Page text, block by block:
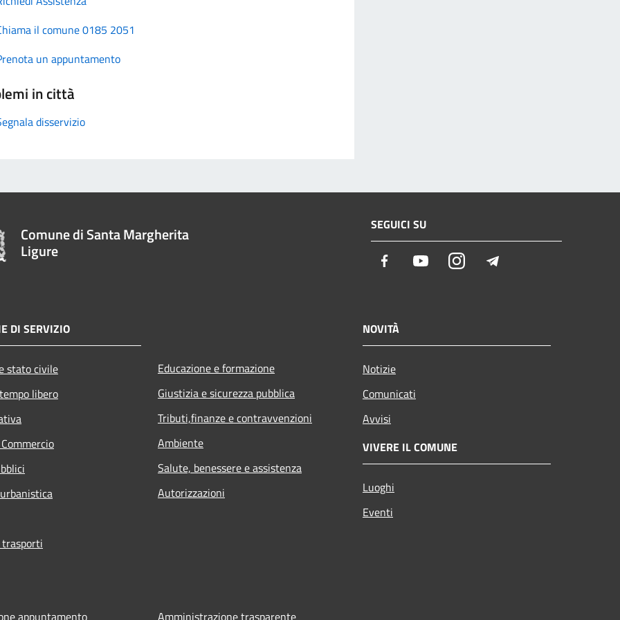
il comune 0185 2051
un appuntamento
in città
disservizio
Comune di Santa Margherita
Ligure
SEGUICI SU
Facebook YoutubeInstagram
DI SERVIZIO
stato civile
libero
Educazione e formazione
Giustizia e sicurezza pubblica
Tributi,finanze e contravvenzioni
Ambiente
Salute, benessere e assistenza
Autorizzazioni
NOVITÀ
Notizie
Comunicati
Avvisi
VIVERE IL COMUNE
Luoghi
Eventi